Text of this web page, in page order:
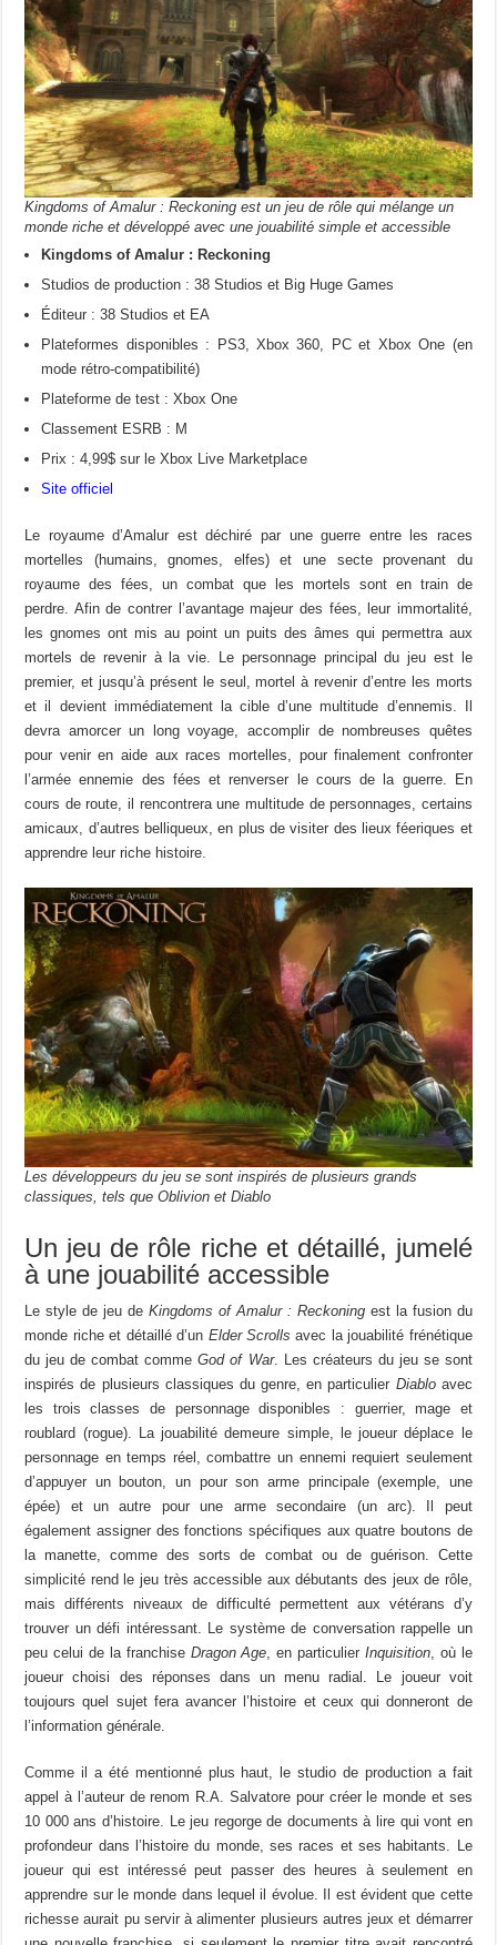
Kingdoms of Amalur : Reckoning est un jeu de rôle qui mélange un
monde riche et développé avec une jouabilité simple et accessible
Kingdoms of Amalur : Reckoning
Studios de production : 38 Studios et Big Huge Games
Éditeur : 38 Studios et EA
Plateformes disponibles : PS3, Xbox 360, PC et Xbox One (en
mode rétro-compatibilité)
Plateforme de test : Xbox One
Classement ESRB : M
Prix : 4,99$ sur le Xbox Live Marketplace
Site officiel
Le royaume d’Amalur est déchiré par une guerre entre les races
mortelles (humains, gnomes, elfes) et une secte provenant du
royaume des fées, un combat que les mortels sont en train de
perdre. Afin de contrer l’avantage majeur des fées, leur immortalité,
les gnomes ont mis au point un puits des âmes qui permettra aux
mortels de revenir à la vie. Le personnage principal du jeu est le
premier, et jusqu’à présent le seul, mortel à revenir d’entre les morts
et il devient immédiatement la cible d’une multitude d’ennemis. Il
devra amorcer un long voyage, accomplir de nombreuses quêtes
pour venir en aide aux races mortelles, pour finalement confronter
l’armée ennemie des fées et renverser le cours de la guerre. En
cours de route, il rencontrera une multitude de personnages, certains
amicaux, d’autres belliqueux, en plus de visiter des lieux féeriques et
apprendre leur riche histoire.
Les développeurs du jeu se sont inspirés de plusieurs grands
classiques, tels que Oblivion et Diablo
Un jeu de rôle riche et détaillé, jumelé
à une jouabilité accessible
Le style de jeu deKingdoms of Amalur : Reckoningest la fusion du
monde riche et détaillé d’un Elder Scrolls avec la jouabilité frénétique
du jeu de combat commeGod of War. Les créateurs du jeu se sont
inspirés de plusieurs classiques du genre, en particulier Diabloavec
les trois classes de personnage disponibles : guerrier, mage et
roublard (rogue). La jouabilité demeure simple, le joueur déplace le
personnage en temps réel, combattre un ennemi requiert seulement
d’appuyer un bouton, un pour son arme principale (exemple, une
épée) et un autre pour une arme secondaire (un arc). Il peut
également assigner des fonctions spécifiques aux quatre boutons de
la manette, comme des sorts de combat ou de guérison. Cette
simplicité rend le jeu très accessible aux débutants des jeux de rôle,
mais différents niveaux de difficulté permettent aux vétérans d’y
trouver un défi intéressant. Le système de conversation rappelle un
peu celui de la franchise Dragon Age, en particulierInquisition, où le
joueur choisi des réponses dans un menu radial. Le joueur voit
toujours quel sujet fera avancer l’histoire et ceux qui donneront de
l’information générale.
Comme il a été mentionné plus haut, le studio de production a fait
appel à l’auteur de renom R.A. Salvatore pour créer le monde et ses
10 000 ans d’histoire. Le jeu regorge de documents à lire qui vont en
profondeur dans l’histoire du monde, ses races et ses habitants. Le
joueur qui est intéressé peut passer des heures à seulement en
apprendre sur le monde dans lequel il évolue. Il est évident que cette
richesse aurait pu servir à alimenter plusieurs autres jeux et démarrer